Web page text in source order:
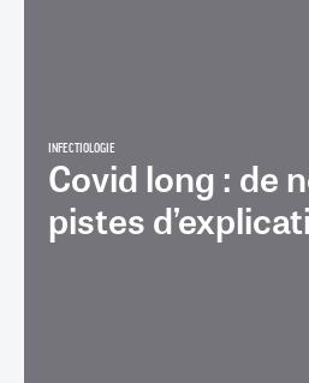
INFECTIOLOGIE
Covid long : de
pistes